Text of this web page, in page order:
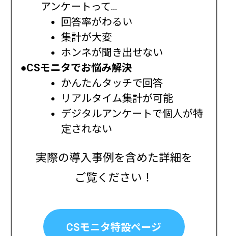
アンケートって…
回答率がわるい
集計が大変
ホンネが聞き出せない
●CSモニタでお悩み解決
かんたんタッチで回答
リアルタイム集計が可能
デジタルアンケートで個人が特
定されない
実際の導入事例を含めた詳細を
ご覧ください！
CSモニタ特設ページ